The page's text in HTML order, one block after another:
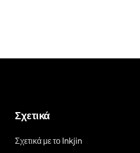
Σχετικά
Σχετικά με το Inkjin